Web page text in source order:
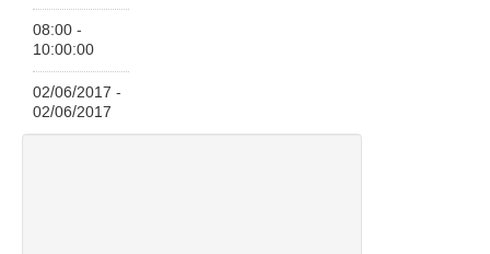
08:00 -
10:00:00
02/06/2017 -
02/06/2017